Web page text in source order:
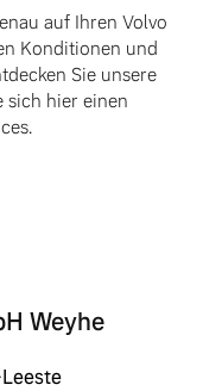
auf Ihren Volvo
Konditionen und
Sie unsere
sich hier einen
Weyhe